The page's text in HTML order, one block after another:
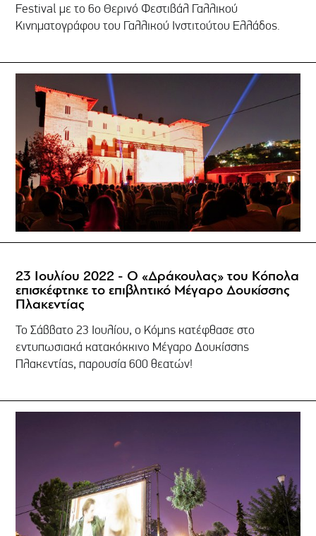
Festival με το 6ο Θερινό Φεστιβάλ Γαλλικού
Κινηματογράφου του Γαλλικού Ινστιτούτου Ελλάδος.
23 Ιουλίου 2022 - Ο «Δράκουλας» του Κόπολα
επισκέφτηκε το επιβλητικό Μέγαρο Δουκίσσης
Πλακεντίας
Το Σάββατο 23 Ιουλίου, ο Κόμης κατέφθασε στο
εντυπωσιακά κατακόκκινο Μέγαρο Δουκίσσης
Πλακεντίας, παρουσία 600 θεατών!